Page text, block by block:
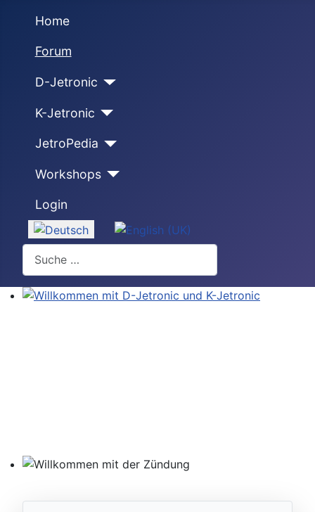
Home
Forum
D-Jetronic
K-Jetronic
JetroPedia
Workshops
Login
Sprache auswählen
Suchen